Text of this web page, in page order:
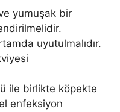
yumuşak bir
uyutulmalıdır.
ile birlikte köpekte
enfeksiyon